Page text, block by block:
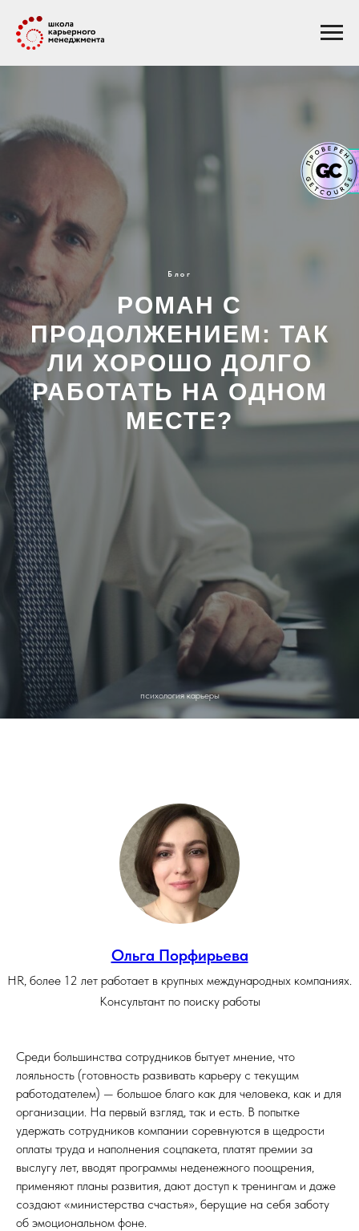
Блог
РОМАН С
ПРОДОЛЖЕНИЕМ: ТАК
ЛИ ХОРОШО ДОЛГО
РАБОТАТЬ НА ОДНОМ
МЕСТЕ?
психология карьеры
Ольга Порфирьева
HR, более 12 лет работает в крупных международных компаниях.
Консультант по поиску работы
Среди большинства сотрудников бытует мнение, что
лояльность (готовность развивать карьеру с текущим
работодателем) — большое благо как для человека, как и для
организации. На первый взгляд, так и есть. В попытке
удержать сотрудников компании соревнуются в щедрости
оплаты труда и наполнения соцпакета, платят премии за
выслугу лет, вводят программы неденежного поощрения,
применяют планы развития, дают доступ к тренингам и даже
создают «министерства счастья», берущие на себя заботу
об эмоциональном фоне.